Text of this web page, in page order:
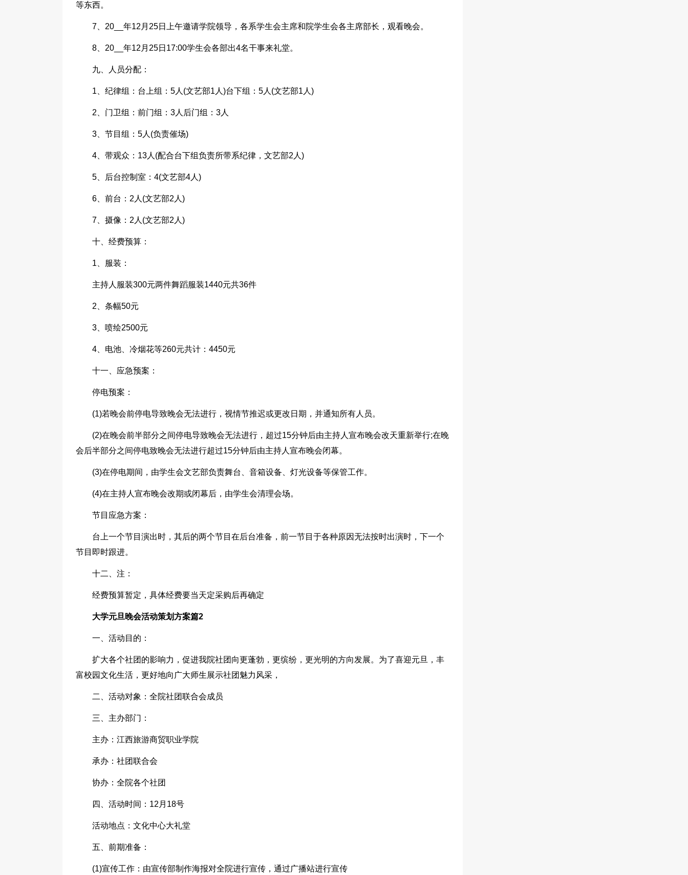
等东西。
7、20__年12月25日上午邀请学院领导，各系学生会主席和院学生会各主席部长，观看晚会。
8、20__年12月25日17:00学生会各部出4名干事来礼堂。
九、人员分配：
1、纪律组：台上组：5人(文艺部1人)台下组：5人(文艺部1人)
2、门卫组：前门组：3人后门组：3人
3、节目组：5人(负责催场)
4、带观众：13人(配合台下组负责所带系纪律，文艺部2人)
5、后台控制室：4(文艺部4人)
6、前台：2人(文艺部2人)
7、摄像：2人(文艺部2人)
十、经费预算：
1、服装：
主持人服装300元两件舞蹈服装1440元共36件
2、条幅50元
3、喷绘2500元
4、电池、冷烟花等260元共计：4450元
十一、应急预案：
停电预案：
(1)若晚会前停电导致晚会无法进行，视情节推迟或更改日期，并通知所有人员。
(2)在晚会前半部分之间停电导致晚会无法进行，超过15分钟后由主持人宣布晚会改天重新举行;在晚
会后半部分之间停电致晚会无法进行超过15分钟后由主持人宣布晚会闭幕。
(3)在停电期间，由学生会文艺部负责舞台、音箱设备、灯光设备等保管工作。
(4)在主持人宣布晚会改期或闭幕后，由学生会清理会场。
节目应急方案：
台上一个节目演出时，其后的两个节目在后台准备，前一节目于各种原因无法按时出演时，下一个
节目即时跟进。
十二、注：
经费预算暂定，具体经费要当天定采购后再确定
大学元旦晚会活动策划方案篇2
一、活动目的：
扩大各个社团的影响力，促进我院社团向更蓬勃，更缤纷，更光明的方向发展。为了喜迎元旦，丰
富校园文化生活，更好地向广大师生展示社团魅力风采，
二、活动对象：全院社团联合会成员
三、主办部门：
主办：江西旅游商贸职业学院
承办：社团联合会
协办：全院各个社团
四、活动时间：12月18号
活动地点：文化中心大礼堂
五、前期准备：
(1)宣传工作：由宣传部制作海报对全院进行宣传，通过广播站进行宣传